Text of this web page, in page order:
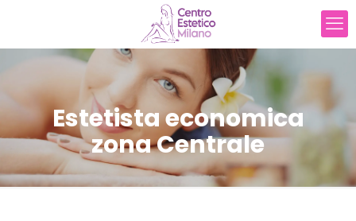
Estetista economica
zona Centrale